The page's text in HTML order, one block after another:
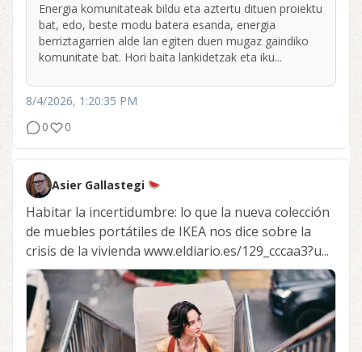
Energia komunitateak bildu eta aztertu dituen proiektu
bat, edo, beste modu batera esanda, energia
berriztagarrien alde lan egiten duen mugaz gaindiko
komunitate bat. Hori baita lankidetzak eta iku...
8/4/2026, 1:20:35 PM
0
0
Asier Gallastegi
Habitar la incertidumbre: lo que la nueva colección
de muebles portátiles de IKEA nos dice sobre la
crisis de la vivienda www.eldiario.es/129_cccaa3?u...